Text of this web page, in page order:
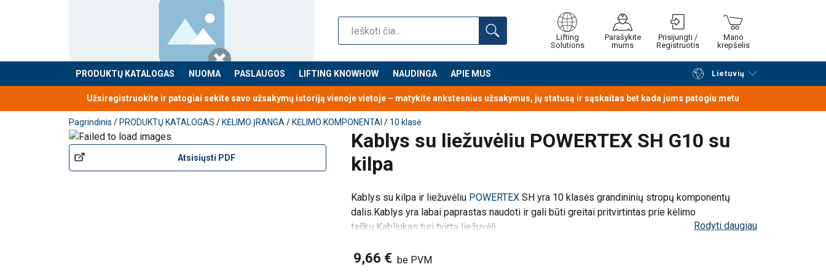
Lifting
Solutions
Parašykite
mums
Prisijungti /
Registruotis
Mano
krepšelis
PRODUKTŲ KATALOGAS NUOMA PASLAUGOS LIFTING KNOWHOW NAUDINGA APIE MUS Lietuvių
Produktas buvo pridėtas prie jūsų užklausos Tęsti naršymą Tęsti pirkimą
Užsiregistruokite ir patogiai sekite savo užsakymų istoriją vienoje vietoje – matykite ankstesnius užsakymus, jų statusą ir sąskaitas bet kada jums patogiu metu
Pagrindinis / PRODUKTŲ KATALOGAS / KĖLIMO ĮRANGA / KĖLIMO KOMPONENTAI / 10 klasė
Kablys su liežuvėliu POWERTEX SH G10 su
kilpa
Atsisiųsti PDF
Kablys su kilpa ir liežuvėliu POWERTEX SHyra 10 klasės grandininių stropų komponentų
dalis. Kablys yra labai paprastas naudoti ir gali būti greitai pritvirtintas prie kėlimo
taškų. Kabliukas turi tvirtą liežuvėlį.
Galima įsigyti nuo 6mm iki 32mm grandinei ir nuo WLL 1.4t iki WLL 40t.
Rodyti daugiau
9,66 € be PVM
10 klasės grandininių stropų komponentų dalis.Kablys yra labai paprastas naudoti ir gali būti greitai